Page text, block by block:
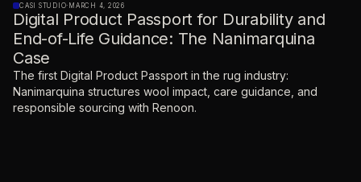
CASI STUDIO· MARCH 4, 2026
Digital Product Passport for Durability and
End-of-Life Guidance: The Nanimarquina
Case
The first Digital Product Passport in the rug industry:
Nanimarquina structures wool impact, care guidance, and
responsible sourcing with Renoon.